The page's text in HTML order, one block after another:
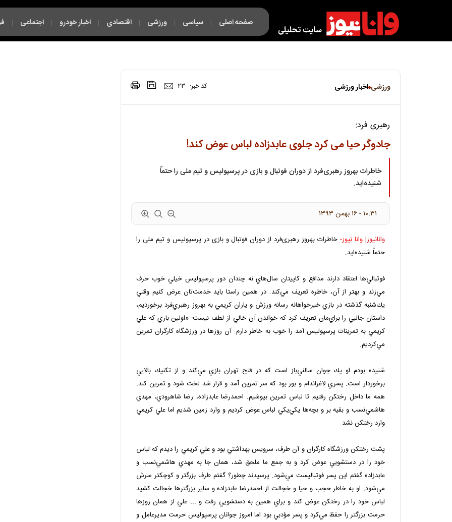
صفحه اصلی | سیاسی | ورزشی | اقتصادی | اخبار خودرو | اجتماعی |
فکت لایف
|
ورزشی اخبار ورزشی کد خبر: ۲۳
رهبری فرد:
جادوگر حیا می کرد جلوی عابدزاده لباس عوض کند!
خاطرات بهروز رهبری‌فرد از دوران فوتبال و بازی در پرسپولیس و تیم ملی را حتماً‌
شنیده‌اید.
۱۰:۳۱ - ۱۶ بهمن ۱۳۹۳
وانانیوز| وانا نیوز-خاطرات بهروز رهبری‌فرد از دوران فوتبال و بازی در پرسپولیس و تیم ملی را
حتماً‌ شنیده‌اید.
فوتبالي‌ها اعتقاد دارند مدافع و كاپيتان سال‌هاي نه چندان دور پرسپوليس خيلي خوب حرف
مي‌زند و بهتر از آن، خاطره تعريف مي‌كند. در همين راستا بايد خدمت‌تان عرض كنيم وقتي
يك‌شنبه گذشته در بازي خيرخواهانه رسانه ورزش و ياران كريمي به بهروز رهبري‌فرد برخورديم،
داستان جالبي را براي‌مان تعريف كرد كه خواندن آن خالي از لطف نيست: «اولين باري كه علي
كريمي به تمرينات پرسپوليس آمد را خوب به خاطر دارم. آن روزها در ورزشگاه كارگران تمرين
مي‌كرديم.
شنيده بودم او يك جوان سالني‌باز است كه در فتح تهران بازي مي‌كند و از تكنيك بالايي
برخوردار است. پسري لاغراندام و بور بود كه سر تمرين آمد و قرار شد لخت شود و تمرين كند.
همه ما داخل رختكن رفتيم تا لباس تمرين بپوشيم. احمدرضا عابدزاده، رضا شاهرودي، مهدي
هاشمي‌نسب و بقيه بر و بچه‌ها يكي‌يكي لباس عوض كرديم و وارد زمين شديم اما علي كريمي
وارد رختكن نشد.
پشت رختكن ورزشگاه كارگران و آن طرف، سرويس بهداشتي بود و علي كريمي را ديدم كه لباس
خود را در دستشويي عوض كرد و به جمع ما ملحق شد، همان جا به مهدي هاشمي‌نسب و
عابدزاده گفتم اين پسر فوتباليست مي‌شود. پرسيدند چطور؟ گفتم طرف بزرگتر و كوچكتر سرش
مي‌شود. او به خاطر حجب و حيا و خجالت از احمدرضا عابدزاده و ساير بزرگترها خجالت كشيد
لباس خود را در رختكن عوض كند و براي همين به دستشويي رفت و ... علي از همان روزها
حرمت بزرگتر را حفظ مي‌كرد و پسر مؤدبي بود اما امروز جوانان پرسپوليس حرمت مديرعامل و